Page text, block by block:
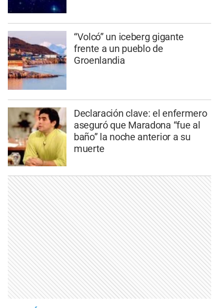
“Volcó” un iceberg gigante
frente a un pueblo de
Groenlandia
Declaración clave: el enfermero
aseguró que Maradona “fue al
baño” la noche anterior a su
muerte